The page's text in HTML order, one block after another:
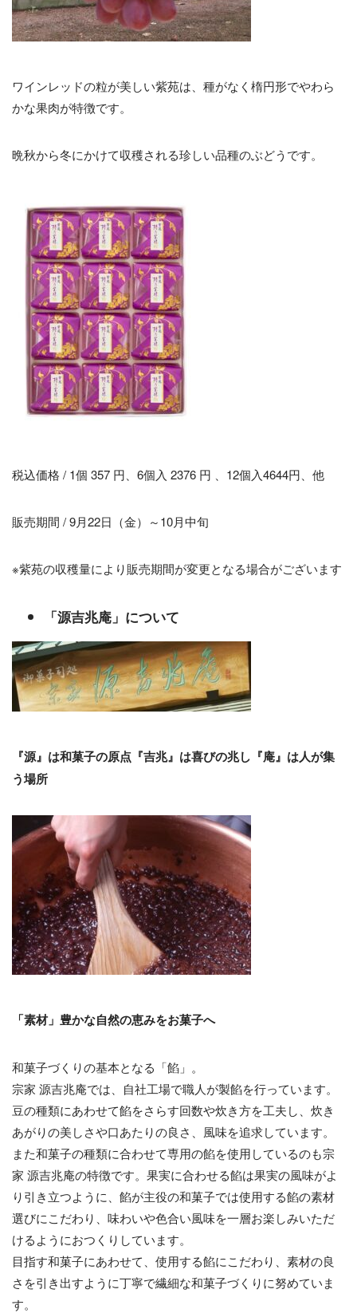
ワインレッドの粒が美しい紫苑は、種がなく楕円形でやわら
かな果肉が特徴です。
晩秋から冬にかけて収穫される珍しい品種のぶどうです。
税込価格 / 1個 357 円、6個入 2376 円 、12個入4644円、他
販売期間 / 9月22日（金）～10月中旬
※紫苑の収穫量により販売期間が変更となる場合がございます
「源吉兆庵」について
『源』は和菓子の原点『吉兆』は喜びの兆し『庵』は人が集
う場所
「素材」豊かな自然の恵みをお菓子へ
和菓子づくりの基本となる「餡」。
宗家 源吉兆庵では、自社工場で職人が製餡を行っています。
豆の種類にあわせて餡をさらす回数や炊き方を工夫し、炊き
あがりの美しさや口あたりの良さ、風味を追求しています。
また和菓子の種類に合わせて専用の餡を使用しているのも宗
家 源吉兆庵の特徴です。果実に合わせる餡は果実の風味がよ
り引き立つように、餡が主役の和菓子では使用する餡の素材
選びにこだわり、味わいや色合い風味を一層お楽しみいただ
けるようにおつくりしています。
目指す和菓子にあわせて、使用する餡にこだわり、素材の良
さを引き出すように丁寧で繊細な和菓子づくりに努めていま
す。